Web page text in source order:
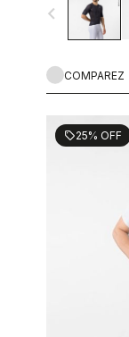
navigate_before
COMPAREZ
sell25% OFF